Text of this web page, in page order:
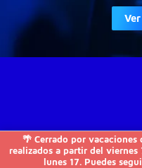
🌴 Cerrado por vacaciones
realizados a partir del
lunes 17. Puedes
JVS-Informática